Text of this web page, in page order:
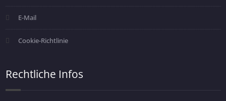
E-Mail
Cookie-Richtlinie
Rechtliche Infos